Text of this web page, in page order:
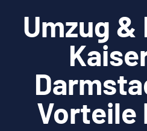
Umzug
Vorteile